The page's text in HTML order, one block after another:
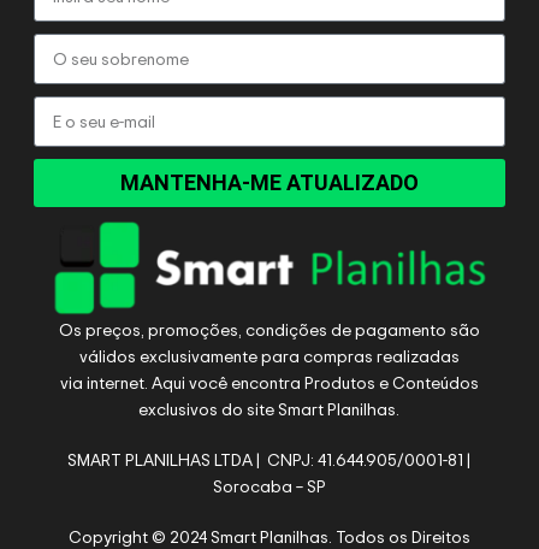
MANTENHA-ME ATUALIZADO
Os preços, promoções, condições de pagamento são
válidos exclusivamente para compras realizadas
via internet. Aqui você encontra Produtos e Conteúdos
exclusivos do site Smart Planilhas.
SMART PLANILHAS LTDA | CNPJ: 41.644.905/0001-81 |
Sorocaba – SP
Copyright © 2024 Smart Planilhas. Todos os Direitos